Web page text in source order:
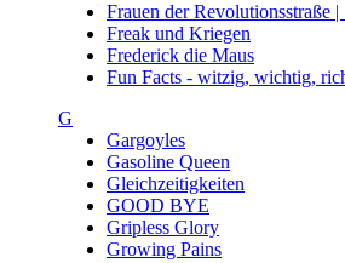
Freak und Kriegen
Frederick die Maus
Fun Facts - witzig, wichtig,
G
Gargoyles
Gasoline Queen
Gleichzeitigkeiten
GOOD BYE
Gripless Glory
Growing Pains